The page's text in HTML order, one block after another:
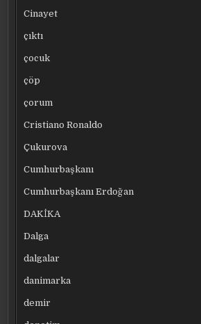
Cinayet
çıktı
çocuk
çöp
çorum
Cristiano Ronaldo
Çukurova
Cumhurbaşkanı
Cumhurbaşkanı Erdoğan
DAKİKA
Dalga
dalgalar
danimarka
demir